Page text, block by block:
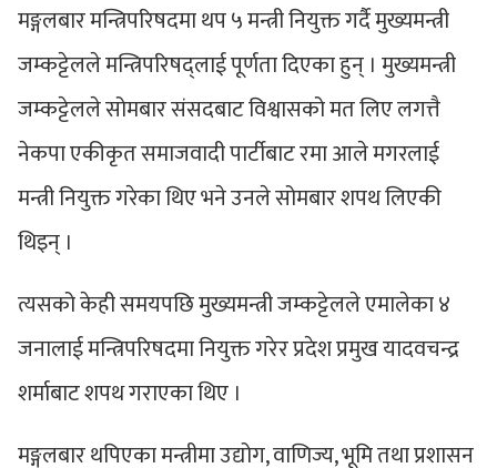
मङ्गलबार मन्त्रिपरिषदमा थप ५ मन्त्री नियुक्त गर्दै मुख्यमन्त्री
जम्कट्टेलले मन्त्रिपरिषद्लाई पूर्णता दिएका हुन् । मुख्यमन्त्री
जम्कट्टेलले सोमबार संसदबाट विश्वासको मत लिए लगत्तै
नेकपा एकीकृत समाजवादी पार्टीबाट रमा आले मगरलाई
मन्त्री नियुक्त गरेका थिए भने उनले सोमबार शपथ लिएकी
थिइन् ।
त्यसको केही समयपछि मुख्यमन्त्री जम्कट्टेलले एमालेका ४
जनालाई मन्त्रिपरिषदमा नियुक्त गरेर प्रदेश प्रमुख यादवचन्द्र
शर्माबाट शपथ गराएका थिए ।
मङ्गलबार थपिएका मन्त्रीमा उद्योग, वाणिज्य, भूमि तथा प्रशासन